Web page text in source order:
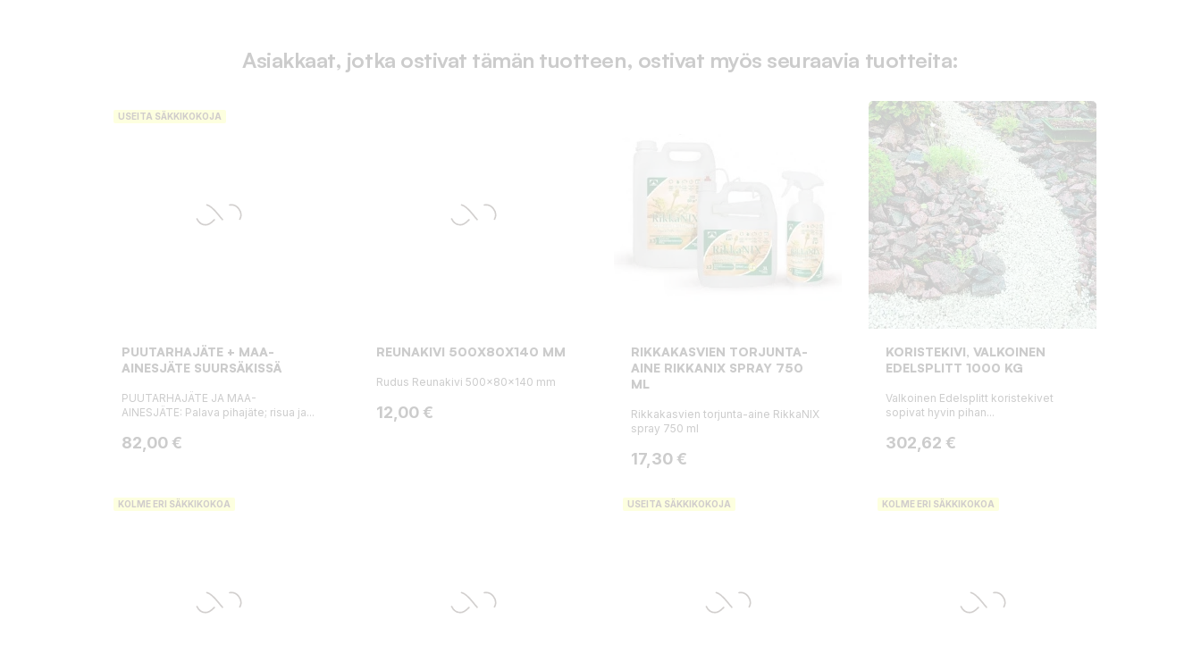
Asiakkaat, jotka ostivat tämän tuotteen, ostivat myös seuraavia tuotteita:
USEITA SÄKKIKOKOJA
PUUTARHAJÄTE + MAA-
AINESJÄTE SUURSÄKISSÄ
PUUTARHAJÄTE JA MAA-
AINESJÄTE: Palava pihajäte; risua ja...
Hinta
82,00 €
REUNAKIVI 500X80X140 MM
Rudus Reunakivi 500x80x140 mm
Hinta
12,00 €
RIKKAKASVIEN TORJUNTA-
AINE RIKKANIX SPRAY 750
ML
Rikkakasvien torjunta-aine RikkaNIX
spray 750 ml
Hinta
17,30 €
KORISTEKIVI, VALKOINEN
EDELSPLITT 1000 KG
Valkoinen Edelsplitt koristekivet
sopivat hyvin pihan...
Hinta
302,62 €
KOLME ERI SÄKKIKOKOA USEITA SÄKKIKOKOJA KOLME ERI SÄKKIKOKOA